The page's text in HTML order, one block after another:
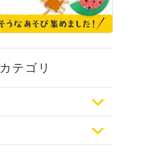
カテゴリ